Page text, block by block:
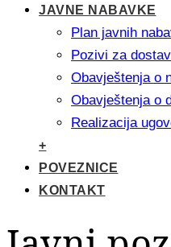
JAVNE NABAVKE
Plan javnih
Pozivi za
Obavještenja o
Obavještenja o
Realizacija
+
POVEZNICE
KONTAKT